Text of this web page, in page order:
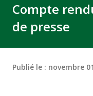
Compte
de presse
Publié le : novembre